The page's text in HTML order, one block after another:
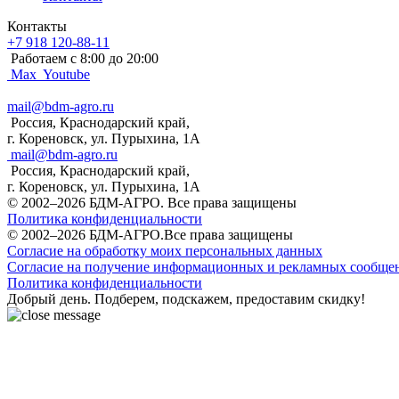
Контакты
+7 918 120-88-11
Работаем c 8:00 до 20:00
Max Youtube
mail@bdm-agro.ru
Россия, Краснодарский край,
г. Кореновск, ул. Пурыхина, 1А
mail@bdm-agro.ru
Россия, Краснодарский край,
г. Кореновск, ул. Пурыхина, 1А
© 2002–2026 БДМ-АГРО. Все права защищены
Политика конфиденциальности
© 2002–2026 БДМ-АГРО.Все права защищены
Согласие на обработку моих персональных данных
Согласие на получение информационных и рекламных
Политика конфиденциальности
Добрый день. Подберем, подскажем, предоставим скидку!